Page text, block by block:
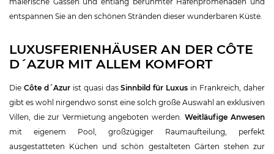
entspannen Sie an den schönen Stränden dieser wunderbaren Küste.
LUXUSFERIENHÄUSER AN DER CÔTE
D´AZUR MIT ALLEM KOMFORT
Die Côte d´Azur ist quasi dasSinnbild für Luxus in Frankreich, daher
gibt es wohl nirgendwo sonst eine solch große Auswahl an exklusiven
Villen, die zur Vermietung angeboten werden.Weitläufige Anwesen
mit eigenem Pool, großzügiger Raumaufteilung, perfekt
ausgestatteten Küchen und schön gestalteten Gärten stehen zur